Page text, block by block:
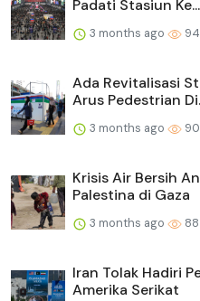
Padati Stasiun Ke...
3 months ago 94
Ada Revitalisasi
Arus Pedestrian
3 months ago 90
Krisis Air Bersih
Palestina di Gaza
3 months ago 88
Iran Tolak Hadiri
Amerika Serikat